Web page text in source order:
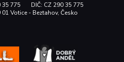
35 775 DIČ: CZ 290 35 775
Votice - Beztahov, Česko